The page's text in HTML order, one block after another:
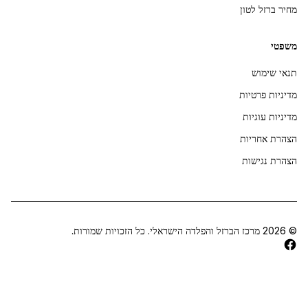
מחיר ברזל לטון
משפטי
תנאי שימוש
מדיניות פרטיות
מדיניות עוגיות
הצהרת אחריות
הצהרת נגישות
©
2026 מרכז הברזל והפלדה הישראלי. כל הזכויות שמורות.